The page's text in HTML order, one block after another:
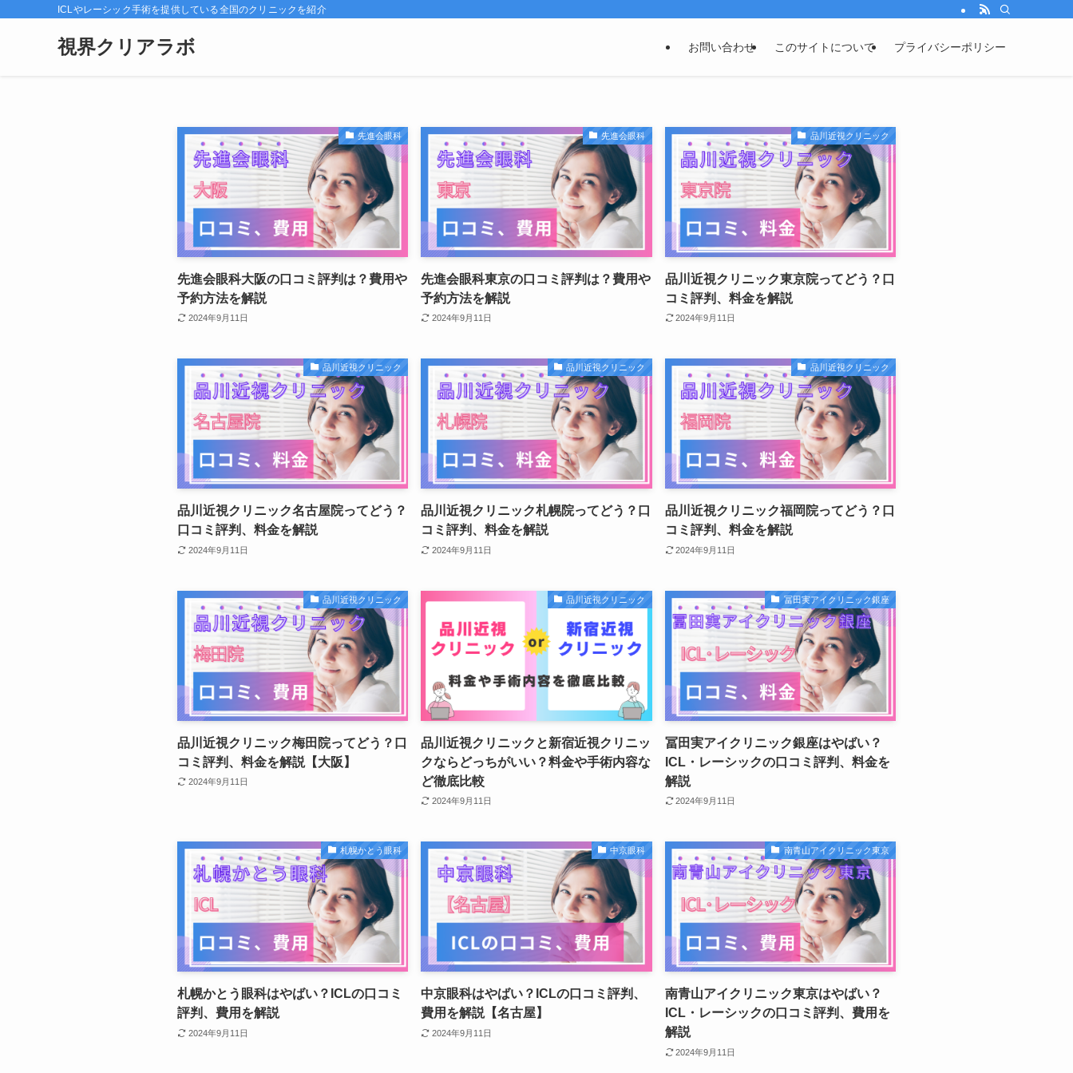
ICLやレーシック手術を提供している全国のクリニックを紹介
視界クリアラボ お問い合わせ このサイトについて プライバシーポリシー
先進会眼科
先進会眼科大阪の口コミ評判は？費用や
予約方法を解説
2024年9月11日
先進会眼科
先進会眼科東京の口コミ評判は？費用や
予約方法を解説
2024年9月11日
品川近視クリニック
品川近視クリニック東京院ってどう？口
コミ評判、料金を解説
2024年9月11日
品川近視クリニック
品川近視クリニック名古屋院ってどう？
口コミ評判、料金を解説
2024年9月11日
品川近視クリニック
品川近視クリニック札幌院ってどう？口
コミ評判、料金を解説
2024年9月11日
品川近視クリニック
品川近視クリニック福岡院ってどう？口
コミ評判、料金を解説
2024年9月11日
品川近視クリニック
品川近視クリニック梅田院ってどう？口
コミ評判、料金を解説【大阪】
2024年9月11日
品川近視クリニック
品川近視クリニックと新宿近視クリニッ
クならどっちがいい？料金や手術内容な
ど徹底比較
2024年9月11日
冨田実アイクリニック銀座
冨田実アイクリニック銀座はやばい？
ICL・レーシックの口コミ評判、料金を
解説
2024年9月11日
札幌かとう眼科
札幌かとう眼科はやばい？ICLの口コミ
評判、費用を解説
2024年9月11日
中京眼科
中京眼科はやばい？ICLの口コミ評判、
費用を解説【名古屋】
2024年9月11日
南青山アイクリニック東京
南青山アイクリニック東京はやばい？
ICL・レーシックの口コミ評判、費用を
解説
2024年9月11日